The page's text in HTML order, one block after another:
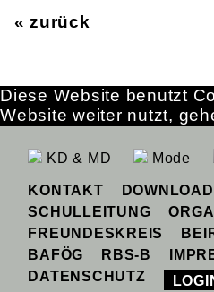
« zurück
KD & MD Mode
KONTAKT
SCHULLEITUNG
FREUNDESKREIS
BAFÖG
RBS-B
DATENSCHUTZ
Diese Website benutzt
Website weiter nutzt,